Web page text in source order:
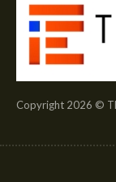
Copyright 2026 ©